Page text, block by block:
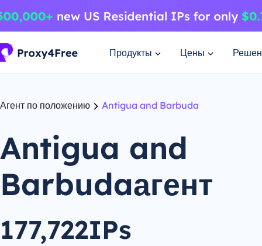
Продукты Цены
Агент по положению Antigua and Barbuda
Antigua and
Barbudaагент
177,722IPs